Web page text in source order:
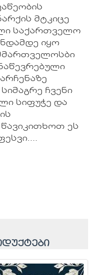
მტკიცე
საქართველო
იყო
ჩვენი
სიფუჭე და
ეს